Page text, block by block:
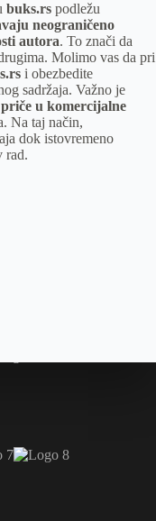
buks.rs podležu
neograničeno
autora. To znači da
Molimo vas da pri
i obezbedite
sadržaja. Važno je
u komercijalne
Na taj način,
dok istovremeno
rad.